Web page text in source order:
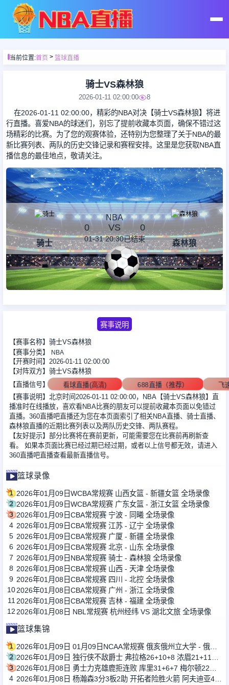
首页
篮球直播
足球录像
篮球录像
足球集锦
篮球集锦
足球新闻
篮球新闻
当前位置:首页> 篮球直播
骑士VS森林狼
2026-01-11 02:00:00 8
在2026-01-11 02:00:00，精彩的NBA对决【骑士VS森林狼】将进
行直播。喜爱NBA的球迷们，别忘了提前收藏本页面，确保不错过这
场精彩的比赛。为了您的观赛体验，还特别为您整理了关于NBA的最
新比赛列表、两队的历史交锋记录和赛程安排。这里是您获取NBA直
播信息的最佳地点，敬请关注。
骑士
NBA
0 VS 0
01-31 20:30已结束 森林狼
赛事说明
【赛事名称】骑士VS森林狼
【赛事分类】
NBA
【开赛时间】2026-01-11 02:00:00
【对阵双方】骑士VS森林狼
【直播信号】
看球直播(高清) 688直播（推荐） 飞
【赛事说明】北京时间2026-01-11 02:00:00，NBA【骑士VS森林狼】直
播准时在线播放，喜欢看NBA比赛的朋友可以提前收藏本页面以免错过
直播。360直播吧直播还为您在本页面索引了相关NBA直播、骑士直播、
森林狼直播的近期比赛列表以及两队历史交锋、两队赛程。
【友好提示】部分比赛将在赛前更新，可能需要您在比赛前再刷新查
看。 如果本页面比赛已经过期已经过期，或者以上信号都无效，请进入
360直播吧直播查看最新直播信号。
篮球录像
1 2026年01月09日WCBA常规赛 山西女篮 - 新疆女篮 全场录像
2 2026年01月09日WCBA常规赛 广东女篮 - 浙江女篮 全场录像
3 2026年01月09日CBA常规赛 宁波 - 同曦 全场录像
4 2026年01月09日CBA常规赛 江苏 - 辽宁 全场录像
5 2026年01月09日CBA常规赛 广厦 - 新疆 全场录像
6 2026年01月09日CBA常规赛 北京 - 山东 全场录像
7 2026年01月09日NBA常规赛 骑士 - 森林狼 全场录像
8 2026年01月08日CBA常规赛 山西 - 天津 全场录像
9 2026年01月08日CBA常规赛 四川 - 北控 全场录像
102026年01月08日CBA常规赛 广州 - 浙江 全场录像
11 2026年01月08日CBA常规赛 吉林 - 福建 全场录像
12 2026年01月08日 NBL常规赛 杭州经纬 VS 湖北文旅 全场录像
篮球集锦
1
2
3
4